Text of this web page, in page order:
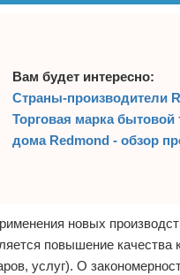
Вам будет интересно:
Страны-производители
Торговая марка бытовой
дома Redmond - обзор
новых
повышение качества
услуг). О